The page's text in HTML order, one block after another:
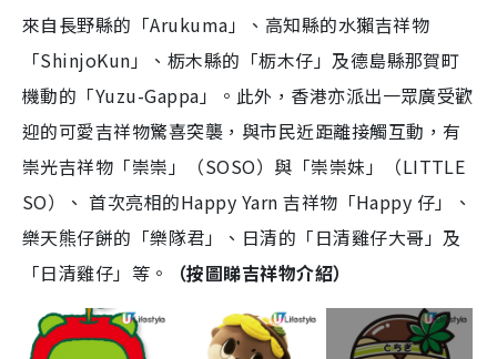
來自長野縣的「Arukuma」、高知縣的水獺吉祥物
「ShinjoKun」、栃木縣的「栃木仔」及德島縣那賀町
機動的「Yuzu-Gappa」。此外，香港亦派出一眾廣受歡
迎的可愛吉祥物驚喜突襲，與市民近距離接觸互動，有
崇光吉祥物「崇崇」（SOSO）與「崇崇妹」（LITTLE
SO）、 首次亮相的Happy Yarn 吉祥物「Happy 仔」、
樂天熊仔餅的「樂隊君」、日清的「日清雞仔大哥」及
「日清雞仔」等。
（按圖睇吉祥物介紹）